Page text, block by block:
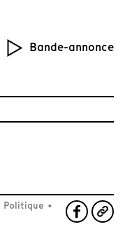
Bande-annonce
Politique •